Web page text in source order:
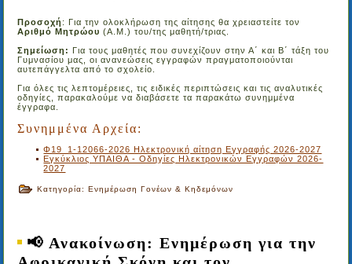
Προσοχή : Για την ολοκλήρωση της αίτησης θα χρειαστείτε τον
Αριθμό Μητρώου (Α.Μ.) του/της μαθητή/τριας.
Σημείωση: Για τους μαθητές που συνεχίζουν στην Α΄ και Β΄ τάξη του
Γυμνασίου μας, οι ανανεώσεις εγγραφών πραγματοποιούνται
αυτεπάγγελτα από το σχολείο.
Για όλες τις λεπτομέρειες, τις ειδικές περιπτώσεις και τις αναλυτικές
οδηγίες, παρακαλούμε να διαβάσετε τα παρακάτω συνημμένα
έγγραφα.
Συνημμένα Αρχεία:
Φ19_1-12066-2026 Ηλεκτρονική αίτηση Εγγραφής 2026-2027
Εγκύκλιος ΥΠΑΙΘΑ - Οδηγίες Ηλεκτρονικών Εγγραφών 2026-
2027
Κατηγορία:Ενημέρωση Γονέων & Κηδεμόνων
📢 Ανακοίνωση: Ενημέρωση για την